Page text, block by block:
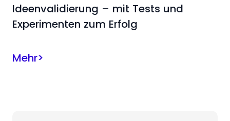
Ideenvalidierung – mit Tests und
Experimenten zum Erfolg
Mehr>